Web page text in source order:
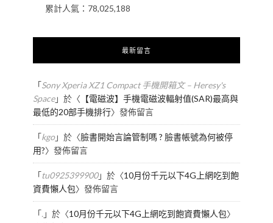
累計人氣： 78,025,188
最新留言
「Sony Xperia XZ1 Compact 手機開箱文 – Heresy's
Space」於〈 【電磁波】手機電磁波輻射值(SAR)最高與
最低的20部手機排行〉發佈留言
「kgo」於〈臉書開始言論管制嗎 ? 臉書帳號為何被停
用?〉發佈留言
「tu0925399900」於〈10月份千元以下4G上網吃到飽
資費懶人包〉發佈留言
「.」於〈10月份千元以下4G上網吃到飽資費懶人包〉